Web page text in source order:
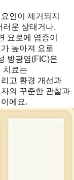
인이 제거되지
러운 상태거나,
요로에 염증이
높아져 요로
방광염(FIC)은
치료는
고 환경 개선과
의 꾸준한 관찰과
에요.